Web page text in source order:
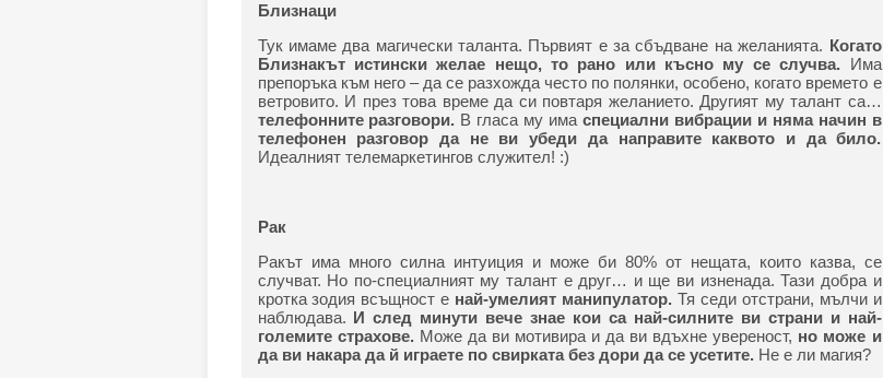
Близнаци
Тук имаме два магически таланта. Първият е за сбъдване на желанията. Когато
Близнакът истински желае нещо, то рано или късно му се случва. Има
препоръка към него – да се разхожда често по полянки, особено, когато времето е
ветровито. И през това време да си повтаря желанието. Другият му талант са…
телефонните разговори. В гласа му има специални вибрации и няма начин в
телефонен разговор да не ви убеди да направите каквото и да било.
Идеалният телемаркетингов служител! :)
Рак
Ракът има много силна интуиция и може би 80% от нещата, които казва, се
случват. Но по-специалният му талант е друг… и ще ви изненада. Тази добра и
кротка зодия всъщност е най-умелият манипулатор. Тя седи отстрани, мълчи и
наблюдава. И след минути вече знае кои са най-силните ви страни и най-
големите страхове.Може да ви мотивира и да ви вдъхне увереност, но може и
да ви накара да й играете по свирката без дори да се усетите. Не е ли магия?